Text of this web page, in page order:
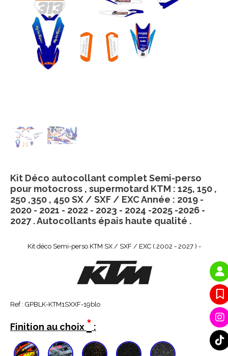
Kit déco Semi-perso KTM SX / SXF / EXC ( 2002 - 2027 ) -
Ref : GPBLK-KTM1SXXF-19blo
Finition au choix * :
Kit Déco autocollant complet Semi-perso
pour motocross , supermotard KTM : 125, 150 ,
250 ,350 , 450 SX / SXF / EXC Année : 2019 -
2020 - 2021 - 2022 - 2023 - 2024 -2025 -2026 -
2027 . Autocollants épais haute qualité .